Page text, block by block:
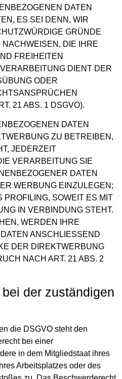
DATEN
ES SEI DENN, WIR
GRÜNDE
DIE IHRE
FREIHEITEN
DIENT DER
ODER
21 ABS. 1 DSGVO).
DATEN
ZU BETREIBEN,
JEDERZEIT
VERARBEITUNG SIE
DATEN
WERBUNG EINZULEGEN;
PROFILING, SOWEIT ES MIT
IN VERBINDUNG STEHT.
WERDEN IHRE
ANSCHLIESSEND
DER DIREKTWERBUNG
NACH ART. 21 ABS. 2
der zuständigen
die DSGVO steht den
bei einer
in dem Mitgliedstaat ihres
Arbeitsplatzes oder des